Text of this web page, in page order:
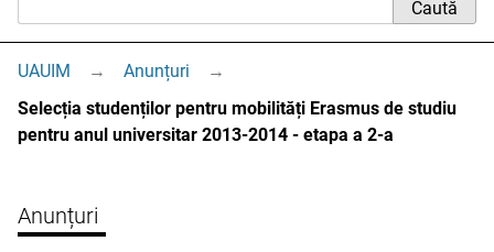
UAUIM → Anunțuri
→
Selecția studenților pentru mobilități Erasmus de studiu
pentru anul universitar 2013-2014 - etapa a 2-a
Anunțuri